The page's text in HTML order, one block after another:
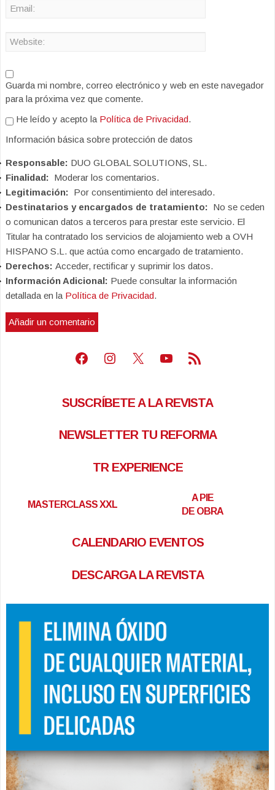
Guarda mi nombre, correo electrónico y web en este navegador
para la próxima vez que comente.
He leído y acepto la Política de Privacidad.
Información básica sobre protección de datos
Responsable: DUO GLOBAL SOLUTIONS, SL.
Finalidad: Moderar los comentarios.
Legitimación: Por consentimiento del interesado.
Destinatarios y encargados de tratamiento: No se ceden
o comunican datos a terceros para prestar este servicio. El
Titular ha contratado los servicios de alojamiento web a OVH
HISPANO S.L. que actúa como encargado de tratamiento.
Derechos: Acceder, rectificar y suprimir los datos.
Información Adicional: Puede consultar la información
detallada en la Política de Privacidad.
Facebook
Instagram
X Youtube
Feed RSS
SUSCRÍBETE A LA REVISTA
NEWSLETTER TU REFORMA
TR EXPERIENCE
MASTERCLASS XXL
A PIE
DE OBRA
CALENDARIO EVENTOS
DESCARGA LA REVISTA